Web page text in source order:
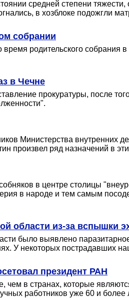
средней степени
в хозблоке подожгли
собрании
родительского собрания
в Чечне
прокуратуры, после
Министерства внутренних
произвел ряд назначений в
в центре столицы
в народе и тем самым
области из-за вспышки
было выявлено
У некоторых пострадавших
президент РАН
в странах, которые
работников уже 60 и более